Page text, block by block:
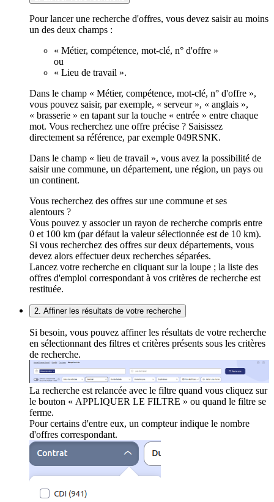
Pour lancer une recherche d'offres, vous devez saisir au moins
un des deux champs :
« Métier, compétence, mot-clé, n° d'offre »
ou
« Lieu de travail ».
Dans le champ « Métier, compétence, mot-clé, n° d'offre »,
vous pouvez saisir, par exemple, « serveur », « anglais »,
« brasserie » en tapant sur la touche « entrée » entre chaque
mot. Vous recherchez une offre précise ? Saisissez
directement sa référence, par exemple 049RSNK.
Dans le champ « lieu de travail », vous avez la possibilité de
saisir une commune, un département, une région, un pays ou
un continent.
Vous recherchez des offres sur une commune et ses
alentours ?
Vous pouvez y associer un rayon de recherche compris entre
0 et 100 km (par défaut la valeur sélectionnée est de 10 km).
Si vous recherchez des offres sur deux départements, vous
devez alors effectuer deux recherches séparées.
Lancez votre recherche en cliquant sur la loupe ; la liste des
offres d'emploi correspondant à vos critères de recherche est
restituée.
2. Affiner les résultats de votre recherche
Si besoin, vous pouvez affiner les résultats de votre recherche
en sélectionnant des filtres et critères présents sous les critères
de recherche.
La recherche est relancée avec le filtre quand vous cliquez sur
le bouton « APPLIQUER LE FILTRE » ou quand le filtre se
ferme.
Pour certains d'entre eux, un compteur indique le nombre
d'offres correspondant.